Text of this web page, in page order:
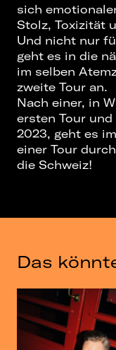
sich
Stolz, Toxizität
Und nicht nur
geht es in die
im selben
zweite Tour an.
Nach einer, in
ersten Tour
2023, geht es
einer Tour
die Schweiz!
Das